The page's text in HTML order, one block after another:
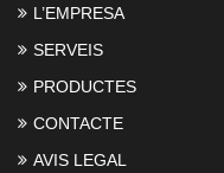
L’EMPRESA
SERVEIS
PRODUCTES
CONTACTE
AVIS LEGAL